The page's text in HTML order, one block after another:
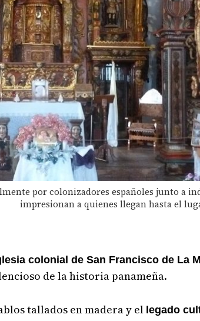
por colonizadores españoles junto a
impresionan a quienes llegan hasta el
colonial de San Francisco de La
de la historia panameña.
tallados en madera y el legado